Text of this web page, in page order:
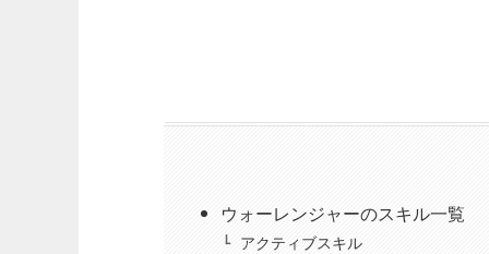
ウォーレンジャーのスキル一覧
アクティブスキル